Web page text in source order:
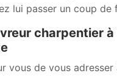
lui passer un coup de
charpentier
vous de vous adresser